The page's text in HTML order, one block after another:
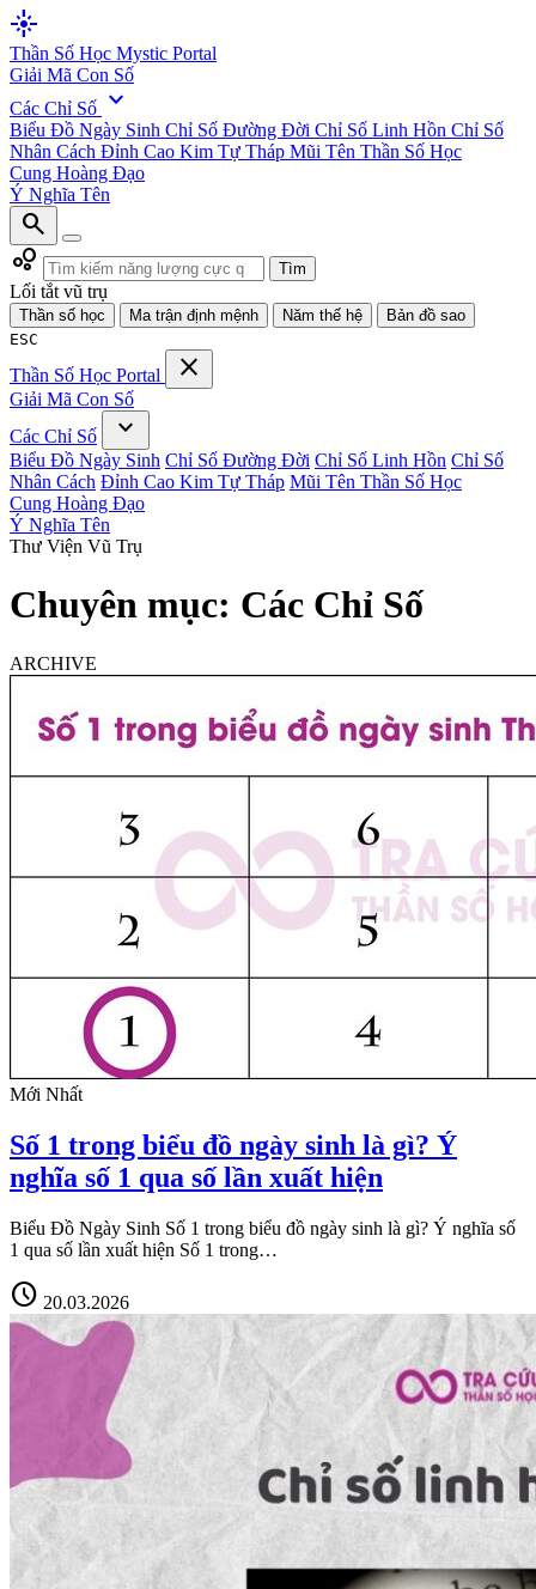
flare
Thần Số Học Mystic Portal
Giải Mã Con Số
Các Chỉ Số expand_more
Biểu Đồ Ngày Sinh Chỉ Số Đường Đời Chỉ Số Linh Hồn Chỉ Số
Nhân Cách Đỉnh Cao Kim Tự Tháp Mũi Tên Thần Số Học
Cung Hoàng Đạo
Ý Nghĩa Tên
search
bubble_chart
Tìm
Lối tắt vũ trụ
Thần số học Ma trận định mệnh Năm thế hệ
Bản đồ sao
ESC
Thần Số Học Portal close
Giải Mã Con Số
Các Chỉ Số
expand_more
Biểu Đồ Ngày Sinh Chỉ Số Đường Đời Chỉ Số Linh Hồn Chỉ Số
Nhân Cách Đỉnh Cao Kim Tự Tháp Mũi Tên Thần Số Học
Cung Hoàng Đạo
Ý Nghĩa Tên
Thư Viện Vũ Trụ
Chuyên mục: Các Chỉ Số
ARCHIVE
Mới Nhất
Số 1 trong biểu đồ ngày sinh là gì? Ý
nghĩa số 1 qua số lần xuất hiện
Biểu Đồ Ngày Sinh Số 1 trong biểu đồ ngày sinh là gì? Ý nghĩa số
1 qua số lần xuất hiện Số 1 trong…
schedule 20.03.2026